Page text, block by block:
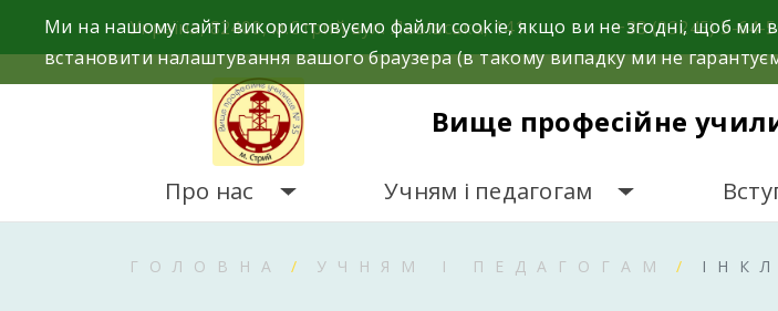
Україна, 82400, м.Стрий вул. Львівська, 141. +38 (03245) 5-64-
Вище професійне
Про нас Учням і педагогам
ГОЛОВНА УЧНЯМ І ПЕДАГОГАМ
Ми на нашому сайті використовуємо файли cookie, якщо ви не згодні, щоб ми
встановити налаштування вашого браузера (в такому випадку ми не